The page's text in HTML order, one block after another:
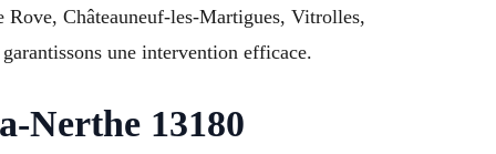
Châteauneuf-les-Martigues, Vitrolles,
une intervention efficace.
Nerthe 13180